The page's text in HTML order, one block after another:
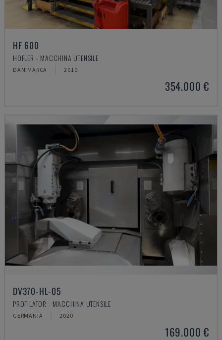
HF 600
HOFLER - MACCHINA UTENSILE
DANIMARCA 2010
354.000 €
DV370-HL-05
PROFILATOR - MACCHINA UTENSILE
GERMANIA 2020
169.000 €